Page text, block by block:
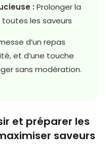
: Prolonger la
les saveurs
d’un repas
et d’une touche
sans modération.
et préparer les
saveurs